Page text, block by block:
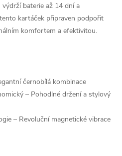
baterie až 14 dní a
kartáček připraven podpořit
komfortem a efektivitou.
černobílá kombinace
– Pohodlné držení a stylový
– Revoluční magnetické vibrace